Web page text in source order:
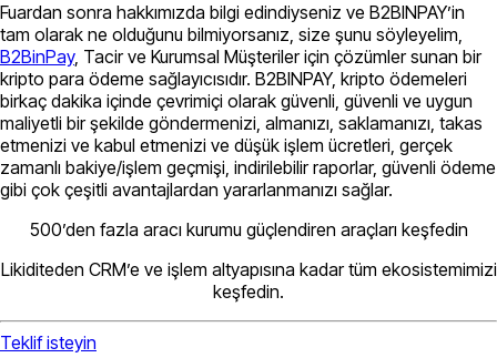
Fuardan sonra hakkımızda bilgi edindiyseniz ve B2BINPAY’in
tam olarak ne olduğunu bilmiyorsanız, size şunu söyleyelim,
B2BinPay, Tacir ve Kurumsal Müşteriler için çözümler sunan bir
kripto para ödeme sağlayıcısıdır. B2BINPAY, kripto ödemeleri
birkaç dakika içinde çevrimiçi olarak güvenli, güvenli ve uygun
maliyetli bir şekilde göndermenizi, almanızı, saklamanızı, takas
etmenizi ve kabul etmenizi ve düşük işlem ücretleri, gerçek
zamanlı bakiye/işlem geçmişi, indirilebilir raporlar, güvenli ödeme
gibi çok çeşitli avantajlardan yararlanmanızı sağlar.
500’den fazla aracı kurumu güçlendiren araçları keşfedin
Likiditeden CRM’e ve işlem altyapısına kadar tüm ekosistemimizi
keşfedin.
Teklif isteyin